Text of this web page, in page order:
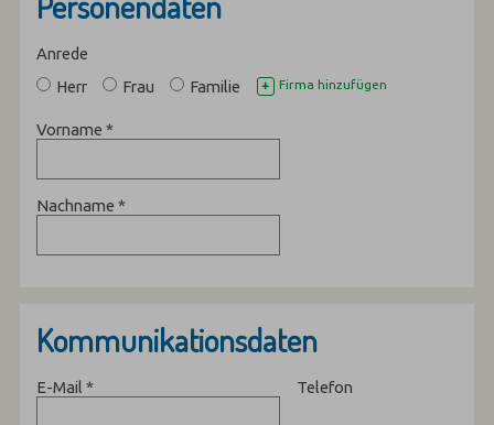
Anrede
Herr
Frau Familie + Firma hinzufügen
Vorname*
Nachname*
Kommunikationsdaten
E-Mail* Telefon